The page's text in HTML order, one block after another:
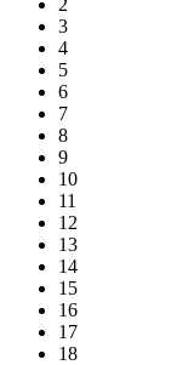
3
4
5
6
7
8
9
10
11
12
13
14
15
16
17
18